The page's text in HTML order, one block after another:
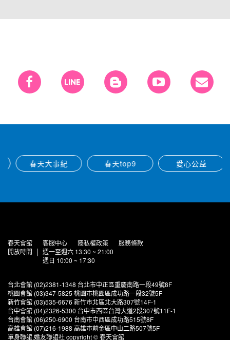
春天大事紀 春天top9 愛心公益
春天會館 客服中心 隱私權政策
服務條款
開放時間
週一至週六 13:30 ~ 21:00
週日 10:00 ~ 17:30
台北會館 (02)2381-1348 台北市中正區重慶南路一段49號8F
桃園會館 (03)347-5825 桃園市桃園區成功路一段32號5F
新竹會館 (03)535-6676 新竹市北區北大路307號14F-1
台中會館 (04)2326-5300 台中市西區台灣大道2段307號11F-1
台南會館 (06)250-6900 台南市中西區成功路515號8F
高雄會館 (07)216-1988 高雄市前金區中山二路507號5F
單身聯誼,婚友聯誼社 copyright © 春天會館